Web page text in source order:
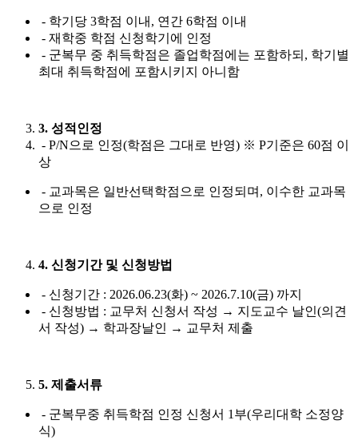
- 학기당 3학점 이내, 연간 6학점 이내
- 재학중 학점 신청학기에 인정
- 군복무 중 취득학점은 졸업학점에는 포함하되, 학기별
최대 취득학점에 포함시키지 아니함
3. 성적인정
- P/N으로 인정(학점은 그대로 반영) ※ P기준은 60점 이
상
- 교과목은 일반선택학점으로 인정되며, 이수한 교과목
으로 인정
4. 신청기간 및 신청방법
- 신청기간 : 2026.06.23(화) ~ 2026.7.10(금) 까지
- 신청방법 : 교무처 신청서 작성 → 지도교수 날인(의견
서 작성) → 학과장날인 → 교무처 제출
5. 제출서류
- 군복무중 취득학점 인정 신청서 1부(우리대학 소정양
식)